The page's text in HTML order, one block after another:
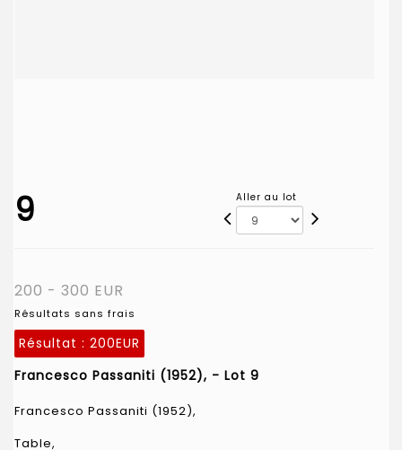
9 Aller au lot
200 - 300 EUR
Résultats sans frais
Résultat : 200EUR
Francesco Passaniti (1952), - Lot 9
Francesco Passaniti (1952),
Table,